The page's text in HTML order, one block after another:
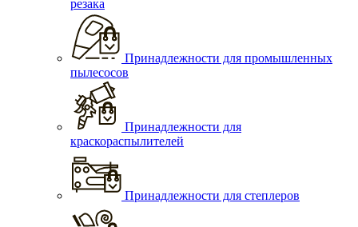
резака
Принадлежности для промышленных
пылесосов
Принадлежности для
краскораспылителей
Принадлежности для степлеров